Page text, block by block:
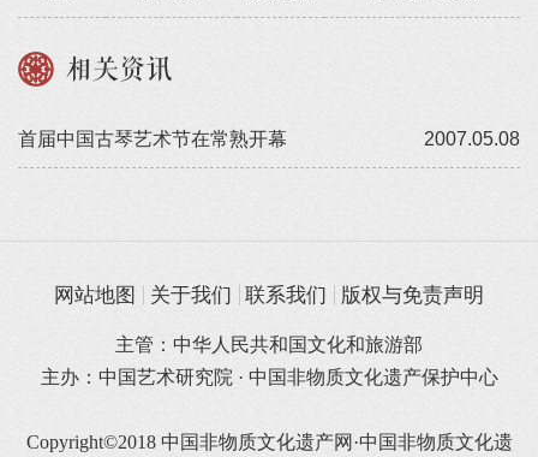
相关资讯
2007.05.08
首届中国古琴艺术节在常熟开幕
网站地图 关于我们 联系我们 版权与免责声明
主管：中华人民共和国文化和旅游部
主办：中国艺术研究院 · 中国非物质文化遗产保护中心
Copyright©2018 中国非物质文化遗产网·中国非物质文化遗